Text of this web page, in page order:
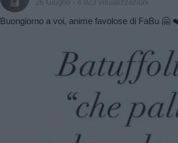
26 Giugno - 4.823 visualizzazioni
Buongiorno a voi, anime favolose di FaBu 🤗